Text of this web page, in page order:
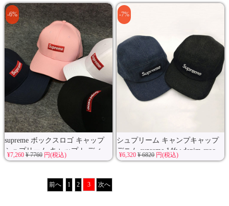
supreme ボックスロゴ キャップ
シュプリーム キャップ レディ...
-6%
¥7,260 ¥ 7760円(税込)
シュプリーム キャンプキャップ
デニム supreme 14fw denim croc
st...
-7%
¥6,320¥ 6820円(税込)
前へ 1 2 3 次へ